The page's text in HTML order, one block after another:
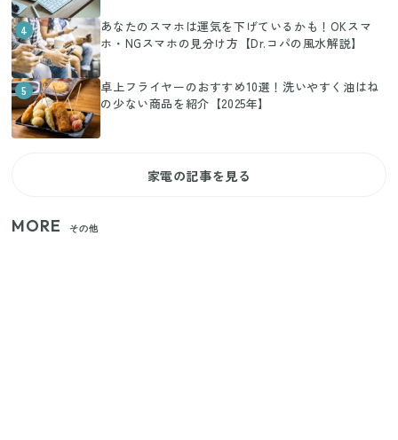
4
あなたのスマホは運気を下げているかも！OKスマ
ホ・NGスマホの見分け方【Dr.コパの風水解説】
5
卓上フライヤーのおすすめ10選！洗いやすく油はね
の少ない商品を紹介【2025年】
家電の記事を見る
MORE その他